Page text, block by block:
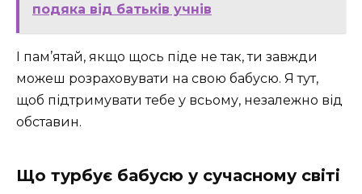
подяка від батьків учнів
І пам’ятай, якщо щось піде не так, ти завжди
можеш розраховувати на свою бабусю. Я тут,
щоб підтримувати тебе у всьому, незалежно від
обставин.
Що турбує бабусю у сучасному світі